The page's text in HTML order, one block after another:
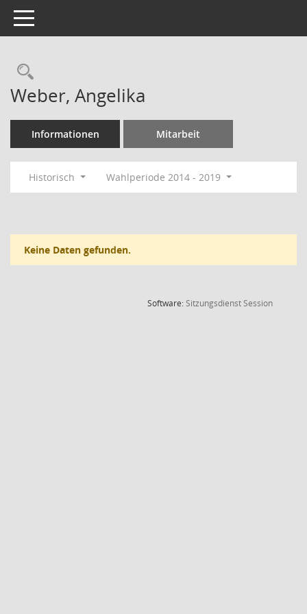
Toggle navigation
Rechercheauswahl
Weber, Angelika
Informationen Mitarbeit
Historisch Wahlperiode 2014 - 2019
Keine Daten gefunden.
Software:SitzungsdienstSession(Wird in